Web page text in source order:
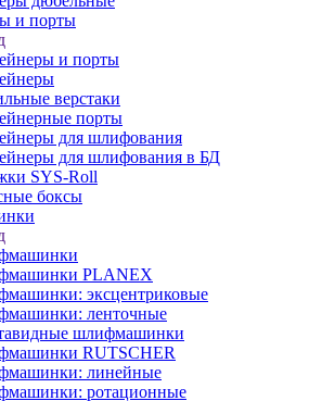
и порты
и порты
верстаки
порты
для шлифования
для шлифования в БД
SYS-Roll
боксы
PLANEX
эксцентриковые
ленточные
шлифмашинки
RUTSCHER
линейные
ротационные